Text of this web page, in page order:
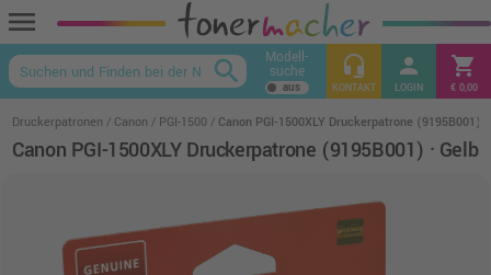
menu
keyboard_arrow_up
search Modell-
suche headset_mic
KONTAKT
person
LOGIN
shopping_cart
€ 0,00
Druckerpatronen Canon PGI-1500 Canon PGI-1500XLY Druckerpatrone (9195B001) ·
Canon PGI-1500XLY Druckerpatrone (9195B001) · Gelb